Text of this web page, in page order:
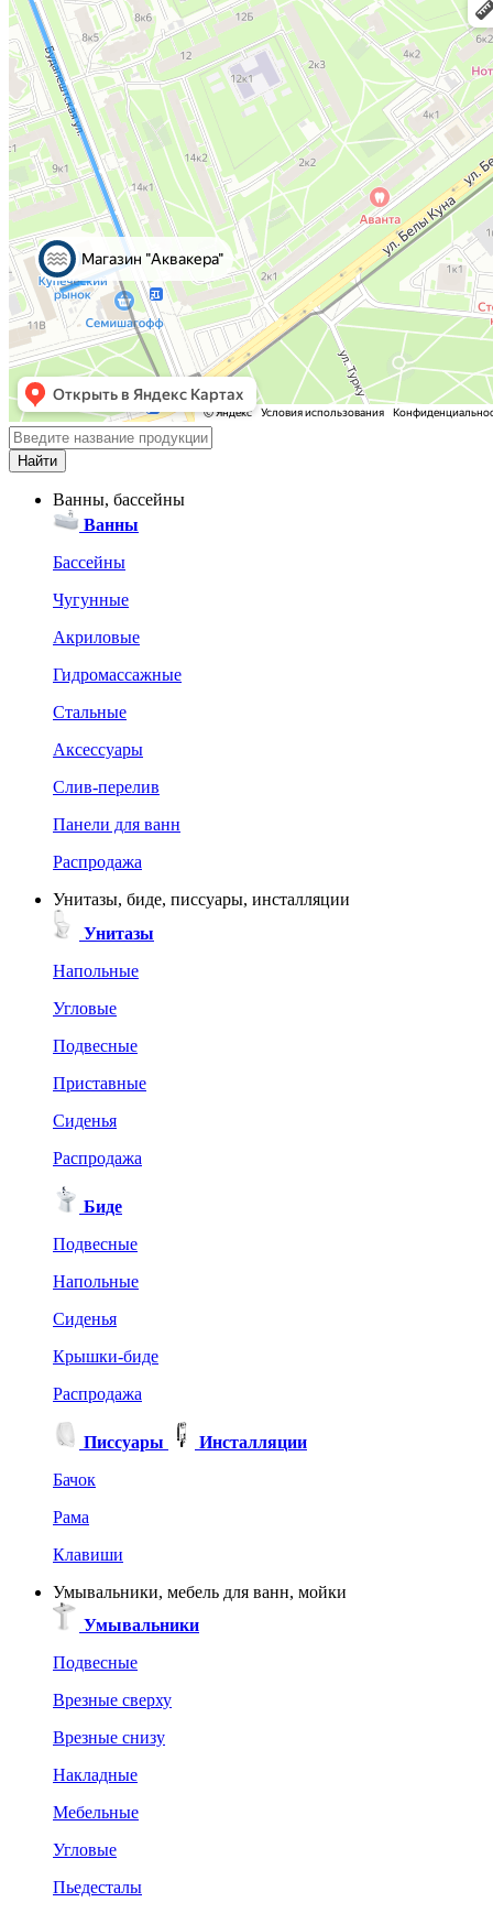
Ванны, бассейны
Ванны
Бассейны
Чугунные
Акриловые
Гидромассажные
Стальные
Аксессуары
Слив-перелив
Панели для ванн
Распродажа
Унитазы, биде, писсуары, инсталляции
Унитазы
Напольные
Угловые
Подвесные
Приставные
Сиденья
Распродажа
Биде
Подвесные
Напольные
Сиденья
Крышки-биде
Распродажа
Писсуары
Инсталляции
Бачок
Рама
Клавиши
Умывальники, мебель для ванн, мойки
Умывальники
Подвесные
Врезные сверху
Врезные снизу
Накладные
Мебельные
Угловые
Пьедесталы